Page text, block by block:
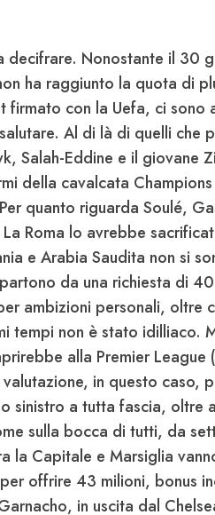
decifrare. Nonostante il 30
ha raggiunto la quota di
firmato con la Uefa, ci sono
Al di là di quelli che
, Salah-Eddine e il giovane
della cavalcata
quanto riguarda Soulé,
Roma lo avrebbe
e Arabia Saudita non si
da una richiesta di
ambizioni personali, oltre
tempi non è stato idilliaco.
alla Premier League
in questo caso,
sinistro a tutta fascia, oltre
sulla bocca di tutti, da
la Capitale e Marsiglia
offrire 43 milioni, bonus
, in uscita dal